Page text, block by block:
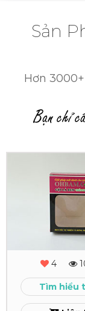
Sản
Hơn
Ohbama
4
Tìm hiểu